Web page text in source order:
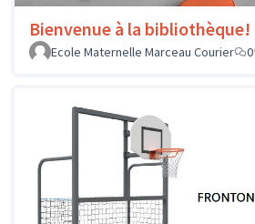
Bienvenue à la bibliothèque!
Ecole Maternelle Marceau Courier
0